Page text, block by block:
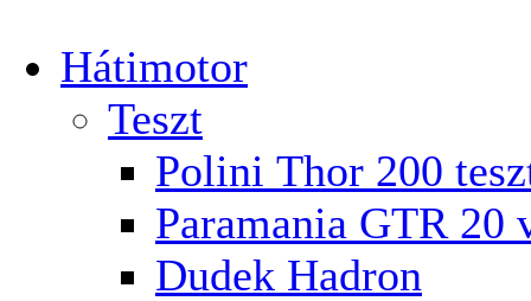
Hátimotor
Teszt
Polini Thor 200
Paramania GTR 20
Dudek Hadron